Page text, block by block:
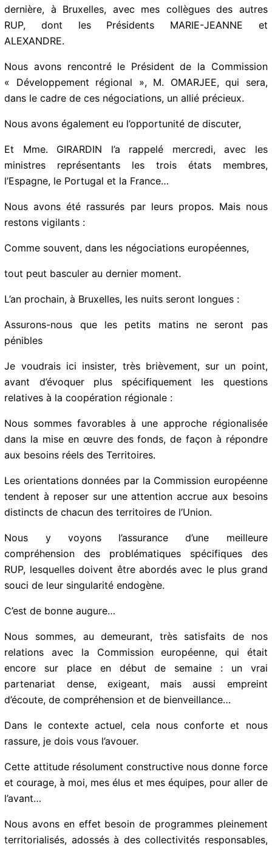
dernière, à Bruxelles, avec mes collègues des autres
RUP, dont les Présidents MARIE-JEANNE et
ALEXANDRE.
Nous avons rencontré le Président de la Commission
« Développement régional », M. OMARJEE, qui sera,
dans le cadre de ces négociations, un allié précieux.
Nous avons également eu l’opportunité de discuter,
Et Mme. GIRARDIN l’a rappelé mercredi, avec les
ministres représentants les trois états membres,
l’Espagne, le Portugal et la France…
Nous avons été rassurés par leurs propos. Mais nous
restons vigilants :
Comme souvent, dans les négociations européennes,
tout peut basculer au dernier moment.
L’an prochain, à Bruxelles, les nuits seront longues :
Assurons-nous que les petits matins ne seront pas
pénibles
Je voudrais ici insister, très brièvement, sur un point,
avant d’évoquer plus spécifiquement les questions
relatives à la coopération régionale :
Nous sommes favorables à une approche régionalisée
dans la mise en œuvre des fonds, de façon à répondre
aux besoins réels des Territoires.
Les orientations données par la Commission
européenne tendent à reposer sur une attention accrue
aux besoins distincts de chacun des territoires de
Nous y voyons l’assurance d’une meilleure
compréhension des problématiques spécifiques des
RUP, lesquelles doivent être abordés avec le plus
Nous sommes, au demeurant, très satisfaits de nos
relations avec la Commission européenne, qui était
encore sur place en début de semaine : un vrai
partenariat dense, exigeant, mais aussi empreint
Dans le contexte actuel, cela nous conforte et nous
Cette attitude résolument constructive nous donne
force et courage, à moi, mes élus et mes équipes, pour
Nous avons en effet besoin de programmes